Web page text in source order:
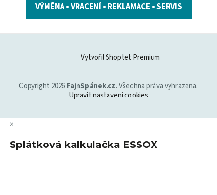
VÝMĚNA • VRACENÍ • REKLAMACE • SERVIS
Vytvořil Shoptet Premium
Copyright 2026 FajnSpánek.cz. Všechna práva vyhrazena.
Upravit nastavení cookies
×
Splátková kalkulačka ESSOX